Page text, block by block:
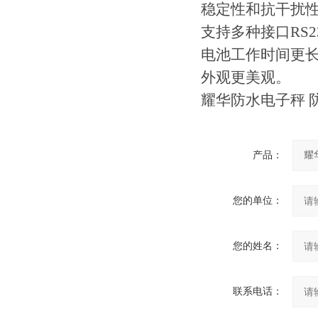
稳定性和抗干扰
支持多种接口
电池工作时间更
外观更美观。
耀华防水电子秤
产品：
您的单位：
您的姓名：
联系电话：